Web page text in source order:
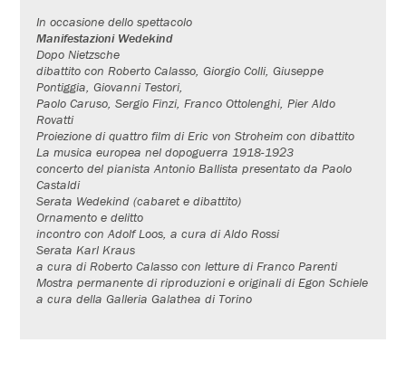
In occasione dello spettacolo
Manifestazioni Wedekind
Dopo Nietzsche
dibattito con Roberto Calasso, Giorgio Colli, Giuseppe
Pontiggia, Giovanni Testori,
Paolo Caruso, Sergio Finzi, Franco Ottolenghi, Pier Aldo
Rovatti
Proiezione di quattro film di Eric von Stroheim con dibattito
La musica europea nel dopoguerra 1918-1923
concerto del pianista Antonio Ballista presentato da Paolo
Castaldi
Serata Wedekind (cabaret e dibattito)
Ornamento e delitto
incontro con Adolf Loos, a cura di Aldo Rossi
Serata Karl Kraus
a cura di Roberto Calasso con letture di Franco Parenti
Mostra permanente di riproduzioni e originali di Egon Schiele
a cura della Galleria Galathea di Torino